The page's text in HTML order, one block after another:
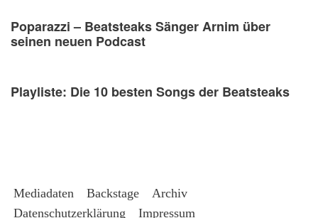
Poparazzi – Beatsteaks Sänger Arnim über
seinen neuen Podcast
Playliste: Die 10 besten Songs der Beatsteaks
Mediadaten Backstage
Archiv
Datenschutzerklärung
Impressum